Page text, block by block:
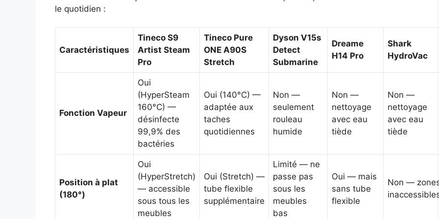
le quotidien :
Caractéristiques
Tineco S9
Artist Steam
Pro
Tineco Pure
ONE A90S
Stretch
Dyson V15s
Detect
Submarine
Dreame
H14 Pro
Shark
HydroVac
Fonction Vapeur
Oui
(HyperSteam
160°C) —
désinfecte
99,9% des
bactéries
Oui (140°C) —
adaptée aux
taches
quotidiennes
Non —
seulement
rouleau
humide
Non —
nettoyage
avec eau
tiède
Non —
nettoyage
avec eau
tiède
Position à plat
(180°)
Oui
(HyperStretch)
— accessible
sous tous les
meubles
Oui (Stretch) —
tube flexible
supplémentaire
Limité — ne
passe pas
sous les
meubles
bas
Oui — mais
sans tube
flexible
Non —